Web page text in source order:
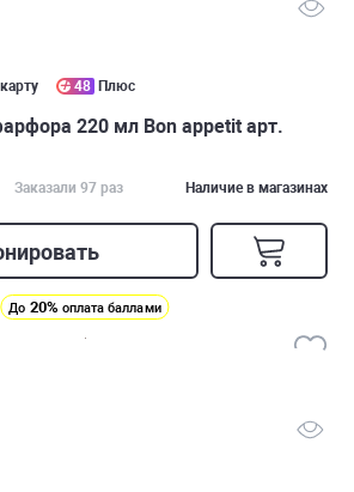
48 Плюс
220 мл Bon appetit арт.
Заказали 97 раз Наличие в магазинах
До 20% оплата баллами